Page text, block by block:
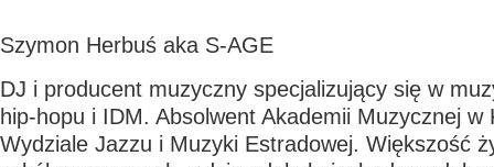
Szymon Herbuś aka S-AGE
DJ i producent muzyczny specjalizujący się w
hip-hopu i IDM. Absolwent Akademii Muzycznej w
Wydziale Jazzu i Muzyki Estradowej. Większość